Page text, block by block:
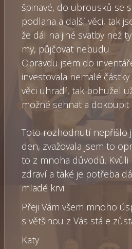
špinavé, do ubrousků se
podlaha a další věci, tak
že dál na jiné svatby než
my, půjčovat nebudu.
Opravdu jsem do
investovala nemalé
věci uhradí, tak bohužel
možné sehnat a dokoupit
Toto rozhodnutí nepřišlo
den, zvažovala jsem to
to z mnoha důvodů. Kvůli
zdraví a také je potřeba
mladé krvi.
Přeji Vám všem mnoho
s většinou z Vás stále
Katy